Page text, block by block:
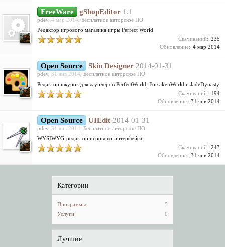
Категории
Программы
5
Услуги
0
Лучшие
FreeWare gShopEditor 1.1
pdev, 4 мар 2014, Бесплатное авторское ПО
Редактор игрового магазина игры Perfect World
Скачиваний: 235
Обновление: 4 мар 2014
Open Source Skin Designer 2014-01-31
pdev, 31 янв 2014, Бесплатное авторское ПО
Редактор шкурок для лаунчеров PerfectWorld, ForsakenWorld и JadeDynasty
Скачиваний: 194
Обновление: 31 янв 2014
Open Source UIEdit 2014-01-31
pdev, 31 янв 2014, Бесплатное авторское ПО
WYSIWYG-редактор игрового интерфейса
Скачиваний: 243
Обновление: 31 янв 2014